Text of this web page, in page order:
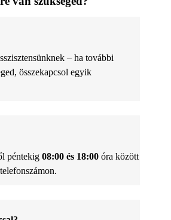
– ha további
összekapcsol egyik
péntekig 08:00 és 18:00 óra között